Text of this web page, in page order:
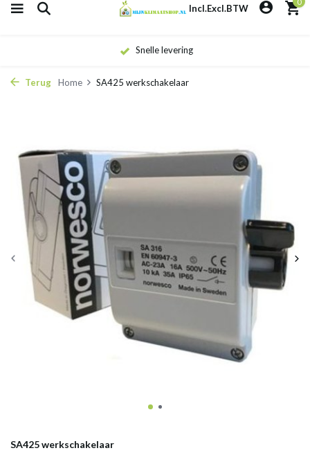
Incl.Excl.BTW
Snelle levering
Terug Home SA425 werkschakelaar
SA425 werkschakelaar